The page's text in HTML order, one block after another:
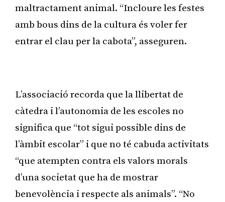
maltractament animal. “Incloure les festes
amb bous dins de la cultura és voler fer
entrar el clau per la cabota”, asseguren.
L’associació recorda que la llibertat de
càtedra i l’autonomia de les escoles no
significa que “tot sigui possible dins de
l’àmbit escolar” i que no té cabuda activitats
“que atempten contra els valors morals
d’una societat que ha de mostrar
benevolència i respecte als animals”. “No